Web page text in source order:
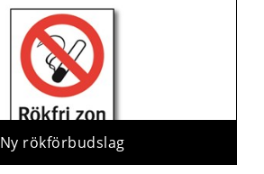
Ny rökförbudslag